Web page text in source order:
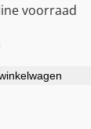
voorraad